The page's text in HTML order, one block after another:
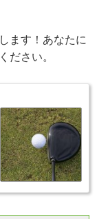
ます！あなたに
ださい。